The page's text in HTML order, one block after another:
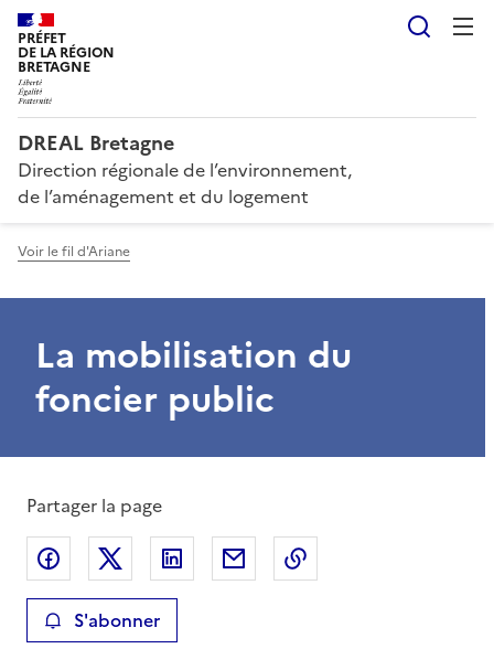
PRÉFET
DE LA RÉGION
BRETAGNE
DREAL Bretagne
Direction régionale de l’environnement,
de l’aménagement et du logement
Voir le fil d'Ariane
La mobilisation du
foncier public
Partager la page
Partager sur Facebook
Partager sur XPartager sur LinkedIn
Partager par email
S'abonner